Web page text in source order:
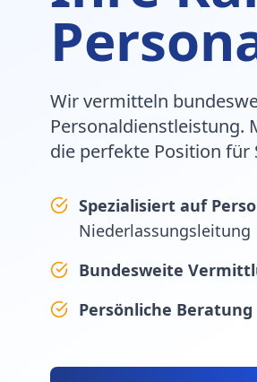
Wir vermitteln
Personaldienstleistung.
die perfekte Position für
Spezialisiert auf
Niederlassungsleitung
Bundesweite
Persönliche Beratung